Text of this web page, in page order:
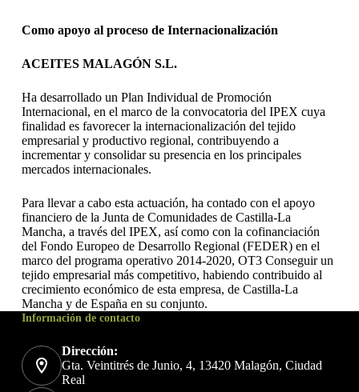
Como apoyo al proceso de Internacionalización
ACEITES MALAGÓN S.L.
Ha desarrollado un Plan Individual de Promoción
Internacional, en el marco de la convocatoria del IPEX cuya
finalidad es favorecer la internacionalización del tejido
empresarial y productivo regional, contribuyendo a
incrementar y consolidar su presencia en los principales
mercados internacionales.
Para llevar a cabo esta actuación, ha contado con el apoyo
financiero de la Junta de Comunidades de Castilla-La
Mancha, a través del IPEX, así como con la cofinanciación
del Fondo Europeo de Desarrollo Regional (FEDER) en el
marco del programa operativo 2014-2020, OT3 Conseguir un
tejido empresarial más competitivo, habiendo contribuido al
crecimiento económico de esta empresa, de Castilla-La
Mancha y de España en su conjunto.
Información de contacto
Dirección:
Gta. Veintitrés de Junio, 4, 13420 Malagón, Ciudad
Real